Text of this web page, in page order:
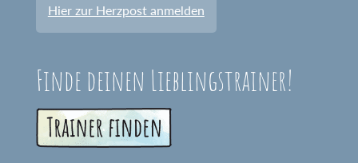
Hier zur Herzpost anmelden
Finde deinen Lieblingstrainer!